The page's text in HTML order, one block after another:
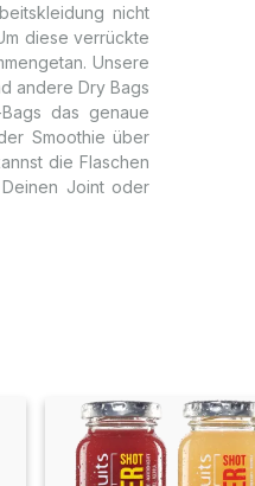
nicht
diese verrückte
Unsere
andere Dry Bags
das genaue
Smoothie über
die Flaschen
Joint oder